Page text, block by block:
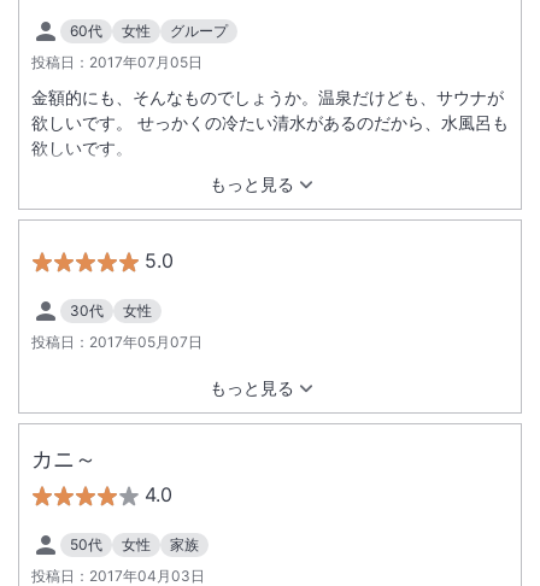
60代 女性
グループ
投稿日： 2017年07月05日
もっと見る
金額的にも、そんなものでしょうか。温泉だけども、サウナが
欲しいです。 せっかくの冷たい清水があるのだから、水風呂も
欲しいです。
5.0
30代
女性
投稿日： 2017年05月07日
もっと見る
カニ～
4.0
50代 女性
家族
投稿日： 2017年04月03日